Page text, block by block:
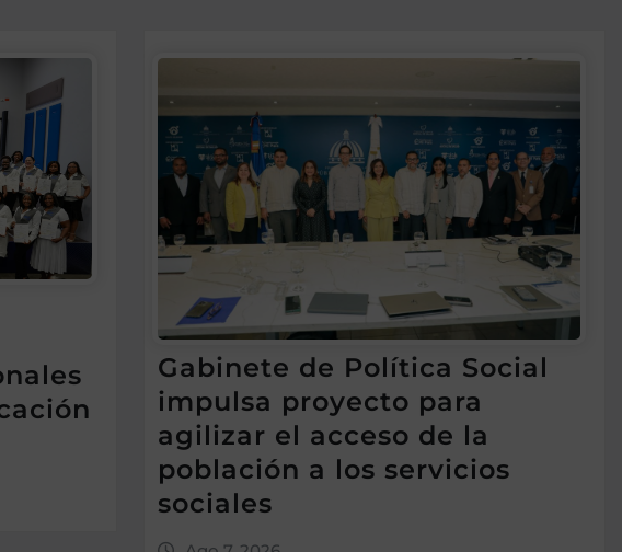
Gabinete de Política Social
impulsa proyecto para
agilizar el acceso de la
población a los servicios
sociales